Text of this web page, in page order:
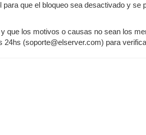
que el bloqueo sea desactivado y se
que los motivos o causas no sean los
(soporte@elserver.com) para